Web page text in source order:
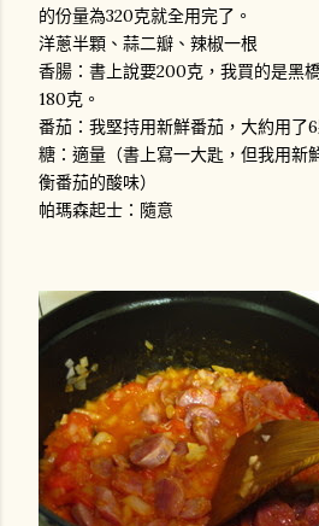
的份量為320克就全用完了。
洋蔥半顆、蒜二瓣、辣椒一根
香腸：書上說要200克，我買的是黑
180克。
番茄：我堅持用新鮮番茄，大約用了
糖：適量（書上寫一大匙，但我用新
衡番茄的酸味）
帕瑪森起士：隨意